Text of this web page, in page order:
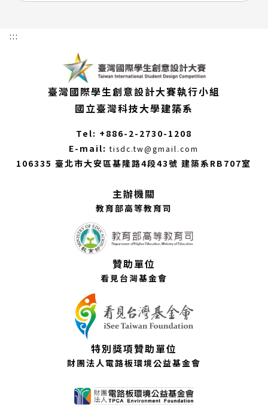
:::
臺灣國際學生創意設計大賽執行小組
國立臺灣科技大學建築系
Tel: +886-2-2730-1208
E-mail:tisdc.tw@gmail.com
開
106335 臺北市大安區基隆路4段43號 建築系RB707室
主辦機關
教育部高等教育司
贊助單位
看見台灣基金會
特別獎項贊助單位
財團法人電路板環境公益基金會